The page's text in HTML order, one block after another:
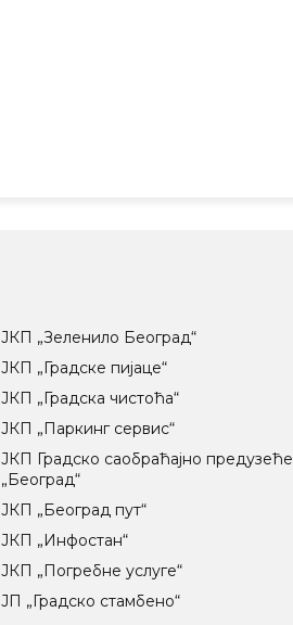
ЈКП „Зеленило Београд“
ЈКП „Градске пијаце“
ЈКП „Градска чистоћа“
ЈКП „Паркинг сервис“
ЈКП Градско саобраћајно предузеће
„Београд“
ЈКП „Београд пут“
ЈКП „Инфостан“
ЈКП „Погребне услуге“
ЈП „Градско стамбено“